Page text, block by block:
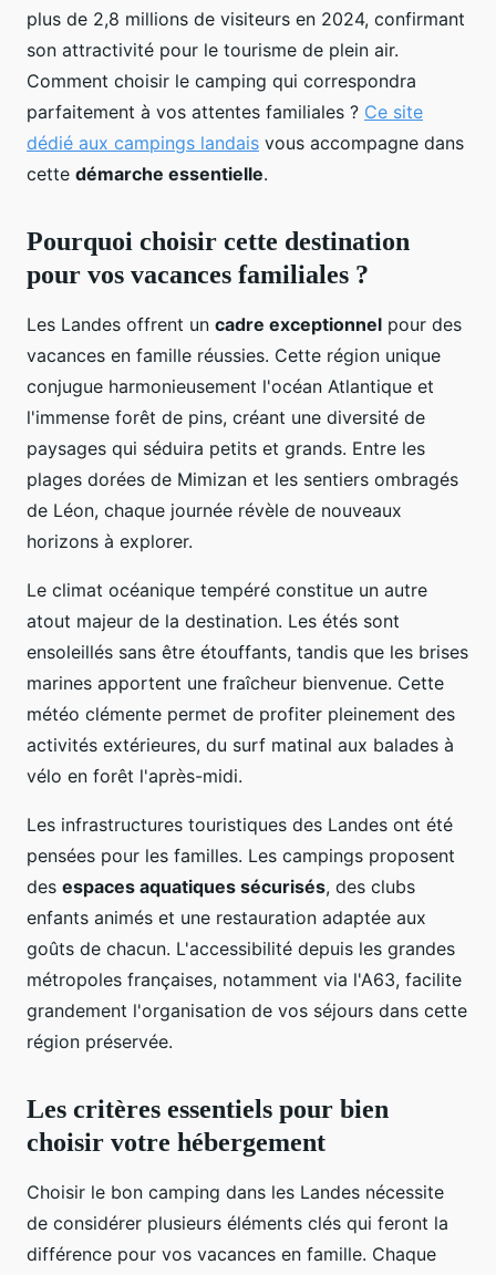
plus de 2,8 millions de visiteurs en 2024, confirmant
son attractivité pour le tourisme de plein air.
Comment choisir le camping qui correspondra
parfaitement à vos attentes familiales ? Ce site
dédié aux campings landais vous accompagne dans
cette démarche essentielle.
Pourquoi choisir cette destination
pour vos vacances familiales ?
Les Landes offrent un cadre exceptionnel pour des
vacances en famille réussies. Cette région unique
conjugue harmonieusement l'océan Atlantique et
l'immense forêt de pins, créant une diversité de
paysages qui séduira petits et grands. Entre les
plages dorées de Mimizan et les sentiers ombragés
de Léon, chaque journée révèle de nouveaux
horizons à explorer.
Le climat océanique tempéré constitue un autre
atout majeur de la destination. Les étés sont
ensoleillés sans être étouffants, tandis que les brises
marines apportent une fraîcheur bienvenue. Cette
météo clémente permet de profiter pleinement des
activités extérieures, du surf matinal aux balades à
vélo en forêt l'après-midi.
Les infrastructures touristiques des Landes ont été
pensées pour les familles. Les campings proposent
des espaces aquatiques sécurisés, des clubs
enfants animés et une restauration adaptée aux
goûts de chacun. L'accessibilité depuis les grandes
métropoles françaises, notamment via l'A63, facilite
grandement l'organisation de vos séjours dans cette
région préservée.
Les critères essentiels pour bien
choisir votre hébergement
Choisir le bon camping dans les Landes nécessite
de considérer plusieurs éléments clés qui feront la
différence pour vos vacances en famille. Chaque